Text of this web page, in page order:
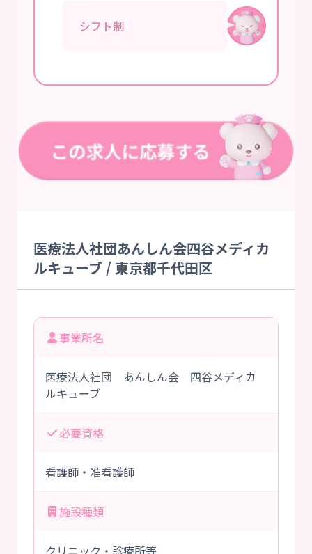
シフト制
医療法人社団あんしん会四谷メディカ
ルキューブ / 東京都千代田区
事業所名
医療法人社団 あんしん会 四谷メディカ
ルキューブ
必要資格
看護師・准看護師
施設種類
クリニック・診療所等